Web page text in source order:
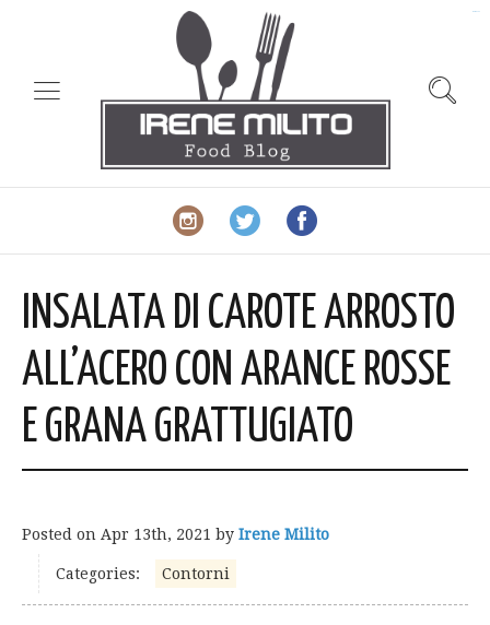
INSALATA DI CAROTE ARROSTO
ALL’ACERO CON ARANCE ROSSE
E GRANA GRATTUGIATO
Posted on Apr 13th, 2021 by Irene Milito
Categories: Contorni